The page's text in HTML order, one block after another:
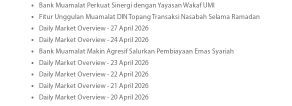
Bank Muamalat Perkuat Sinergi dengan Yayasan Wakaf UMI
Fitur Unggulan Muamalat DIN Topang Transaksi Nasabah Selama Ramadan
Daily Market Overview - 27 April 2026
Daily Market Overview - 24 April 2026
Bank Muamalat Makin Agresif Salurkan Pembiayaan Emas Syariah
Daily Market Overview - 23 April 2026
Daily Market Overview - 22 April 2026
Daily Market Overview - 21 April 2026
Daily Market Overview - 20 April 2026